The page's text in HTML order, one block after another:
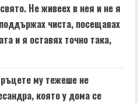
Не живеех в нея и не я
чиста, посещавах
и я оставях точно така,
му тежеше не
която у дома се